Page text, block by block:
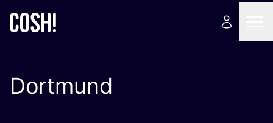
Dortmund